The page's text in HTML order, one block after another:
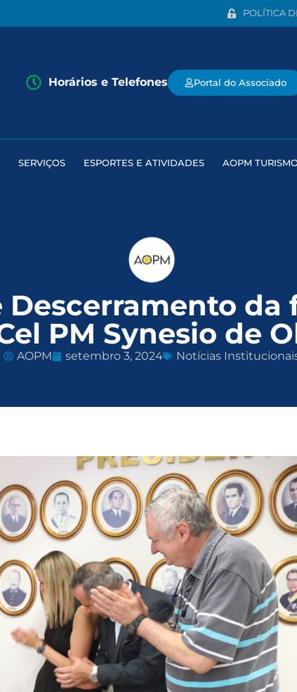
POLÍTICA
Horários e Telefones Portal do Associado
SERVIÇOS ESPORTES E ATIVIDADES AOPM
Descerramento da
PM Synesio de
AOPM setembro 3, 2024 Notícias